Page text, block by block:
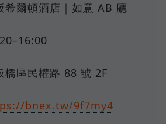
希爾頓酒店｜如意 AB 廳
橋區民權路 88 號 2F
bnex.tw/9f7my4